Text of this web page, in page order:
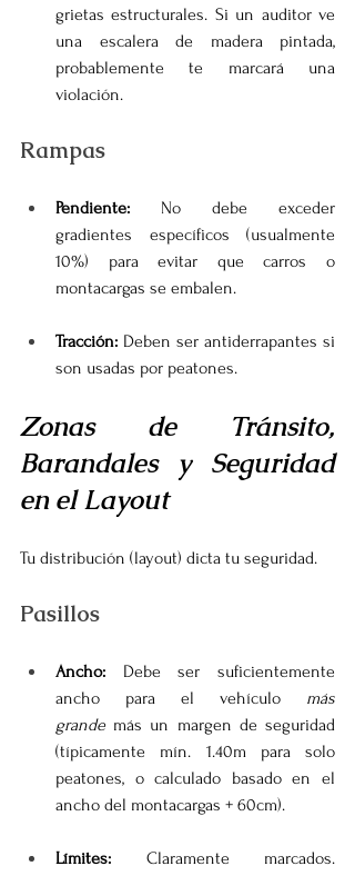
grietas estructurales. Si un auditor ve
una escalera de madera pintada,
probablemente te marcará una
violación.
Rampas
Pendiente: No debe exceder
gradientes específicos (usualmente
10%) para evitar que carros o
montacargas se embalen.
Tracción: Deben ser antiderrapantes si
son usadas por peatones.
Zonas de Tránsito,
Barandales y Seguridad
en el Layout
Tu distribución (layout) dicta tu seguridad.
Pasillos
Ancho: Debe ser suficientemente
ancho para el vehículo más
grande más un margen de seguridad
(típicamente mín. 1.40m para solo
peatones, o calculado basado en el
ancho del montacargas + 60cm).
Límites: Claramente marcados.